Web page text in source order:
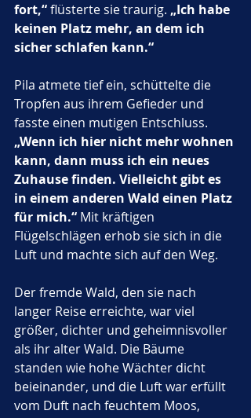
fort,“ flüsterte sie traurig. „Ich habe
keinen Platz mehr, an dem ich
sicher schlafen kann.“
Pila atmete tief ein, schüttelte die
Tropfen aus ihrem Gefieder und
fasste einen mutigen Entschluss.
„Wenn ich hier nicht mehr wohnen
kann, dann muss ich ein neues
Zuhause finden. Vielleicht gibt es
in einem anderen Wald einen Platz
für mich.“ Mit kräftigen
Flügelschlägen erhob sie sich in die
Luft und machte sich auf den Weg.
Der fremde Wald, den sie nach
langer Reise erreichte, war viel
größer, dichter und geheimnisvoller
als ihr alter Wald. Die Bäume
standen wie hohe Wächter dicht
beieinander, und die Luft war erfüllt
vom Duft nach feuchtem Moos,